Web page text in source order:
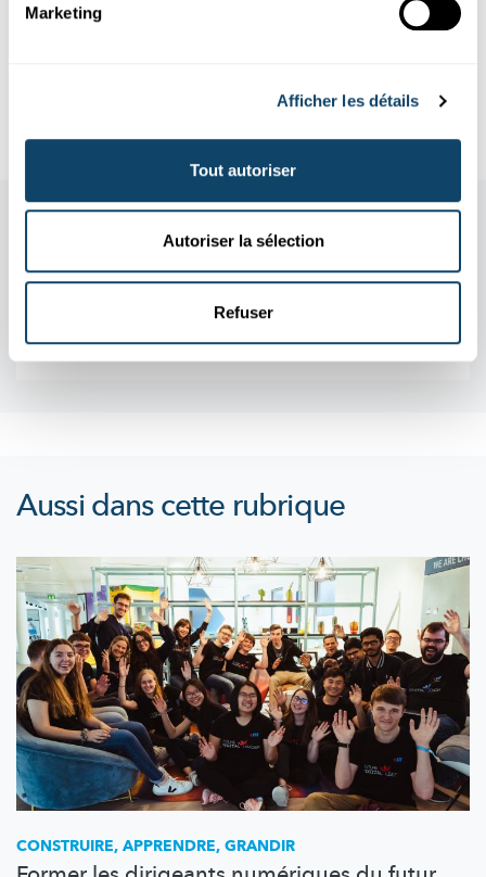
Marketing
Afficher les détails
Tout autoriser
Autoriser la sélection
Refuser
Aussi dans cette rubrique
CONSTRUIRE, APPRENDRE, GRANDIR